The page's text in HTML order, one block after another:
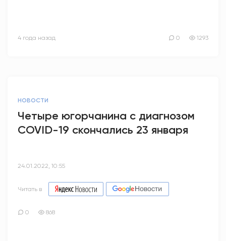
4 года назад 0 1293
НОВОСТИ
Четыре югорчанина с диагнозом
COVID-19 скончались 23 января
24.01.2022, 10:55
Читать в
0 868